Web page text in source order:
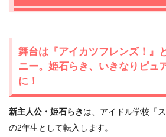
舞台は『アイカツフレンズ！』
ニー。姫石らき、いきなりピュ
に！
新主人公・姫石らきは、アイドル学校「
の2年生として転入します。